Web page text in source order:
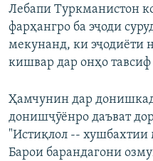
Лебапи Туркманистон
фарҳангро ба эҷоди
мекунанд, ки эҷодиёти
кишвар дар онҳо
Ҳамчунин дар
донишҷӯёнро даъват
"Истиқлол --
Барои барандагони